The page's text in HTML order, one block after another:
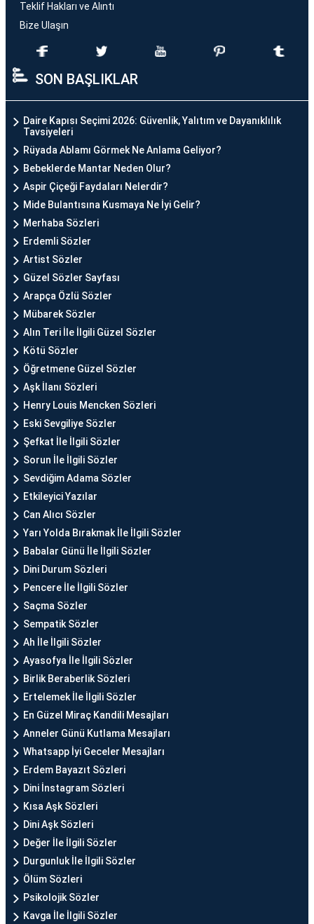
Teklif Hakları ve Alıntı
Bize Ulaşın
SON BAŞLIKLAR
Daire Kapısı Seçimi 2026: Güvenlik, Yalıtım ve Dayanıklılık
Tavsiyeleri
Rüyada Ablamı Görmek Ne Anlama Geliyor?
Bebeklerde Mantar Neden Olur?
Aspir Çiçeği Faydaları Nelerdir?
Mide Bulantısına Kusmaya Ne İyi Gelir?
Merhaba Sözleri
Erdemli Sözler
Artist Sözler
Güzel Sözler Sayfası
Arapça Özlü Sözler
Mübarek Sözler
Alın Teri İle İlgili Güzel Sözler
Kötü Sözler
Öğretmene Güzel Sözler
Aşk İlanı Sözleri
Henry Louis Mencken Sözleri
Eski Sevgiliye Sözler
Şefkat İle İlgili Sözler
Sorun İle İlgili Sözler
Sevdiğim Adama Sözler
Etkileyici Yazılar
Can Alıcı Sözler
Yarı Yolda Bırakmak İle İlgili Sözler
Babalar Günü İle İlgili Sözler
Dini Durum Sözleri
Pencere İle İlgili Sözler
Saçma Sözler
Sempatik Sözler
Ah İle İlgili Sözler
Ayasofya İle İlgili Sözler
Birlik Beraberlik Sözleri
Ertelemek İle İlgili Sözler
En Güzel Miraç Kandili Mesajları
Anneler Günü Kutlama Mesajları
Whatsapp İyi Geceler Mesajları
Erdem Bayazıt Sözleri
Dini İnstagram Sözleri
Kısa Aşk Sözleri
Dini Aşk Sözleri
Değer İle İlgili Sözler
Durgunluk İle İlgili Sözler
Ölüm Sözleri
Psikolojik Sözler
Kavga İle İlgili Sözler